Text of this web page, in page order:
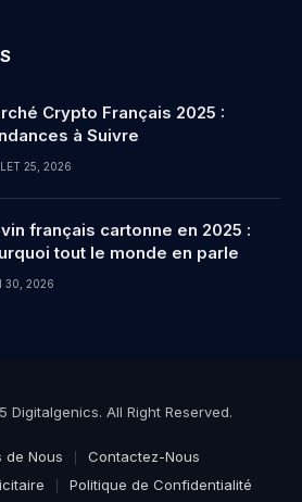
Crypto Français 2025 :
à Suivre
25, 2026
français cartonne en 2025 :
tout le monde en parle
30, 2026
Digitalgenics. All Right Reserved.
de Nous
Contactez-Nous
Politique de Confidentialité